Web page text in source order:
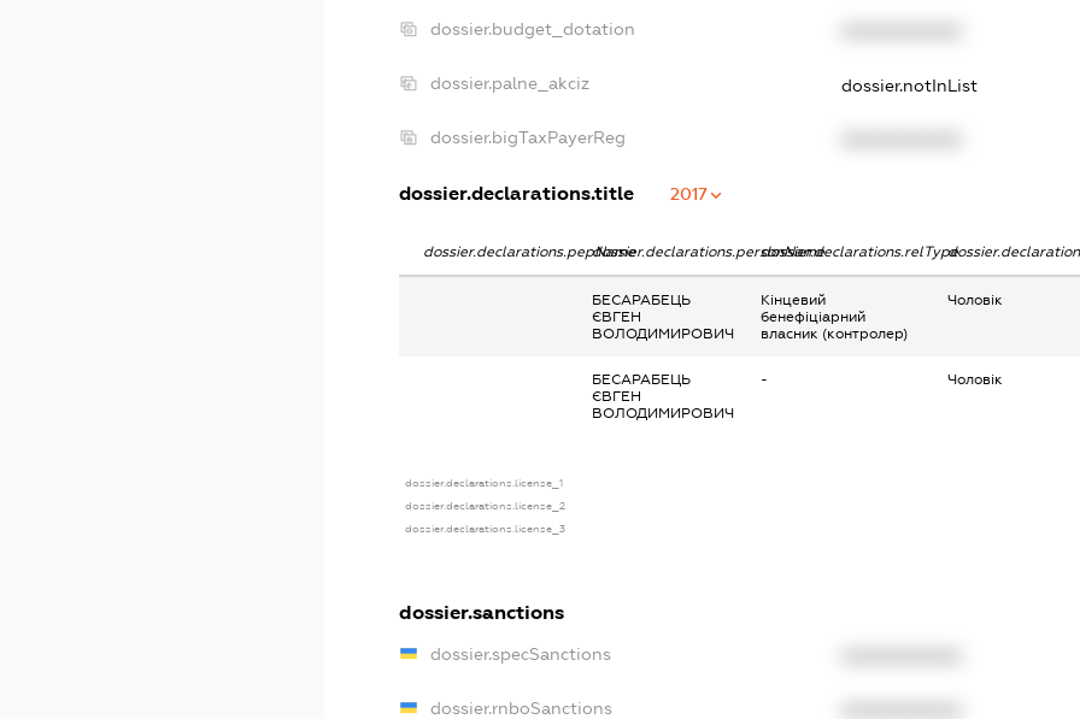
dossier.budget_dotation
dossier.palne_akciz dossier.notInList
dossier.bigTaxPayerReg
dossier.declarations.title 2017
dossier.declarations.pepNamedossier.declarations.personNamedossier.declarations.relType
БЕСАРАБЕЦЬ
ЄВГЕН
ВОЛОДИМИРОВИЧ
Кінцевий
бенефіціарний
власник (контролер)
Чоловік
БЕСАРАБЕЦЬ
ЄВГЕН
ВОЛОДИМИРОВИЧ
- Чоловік
dossier.declarations.license_1
dossier.declarations.license_2
dossier.declarations.license_3
dossier.sanctions
dossier.specSanctions
dossier.rnboSanctions